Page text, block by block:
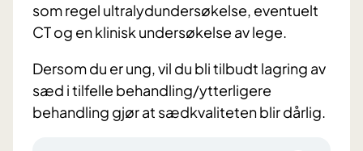
som regel ultralydundersøkelse, eventuelt
CT og en klinisk undersøkelse av lege.
Dersom du er ung, vil du bli tilbudt lagring av
sæd i tilfelle behandling/ytterligere
behandling gjør at sædkvaliteten blir dårlig.